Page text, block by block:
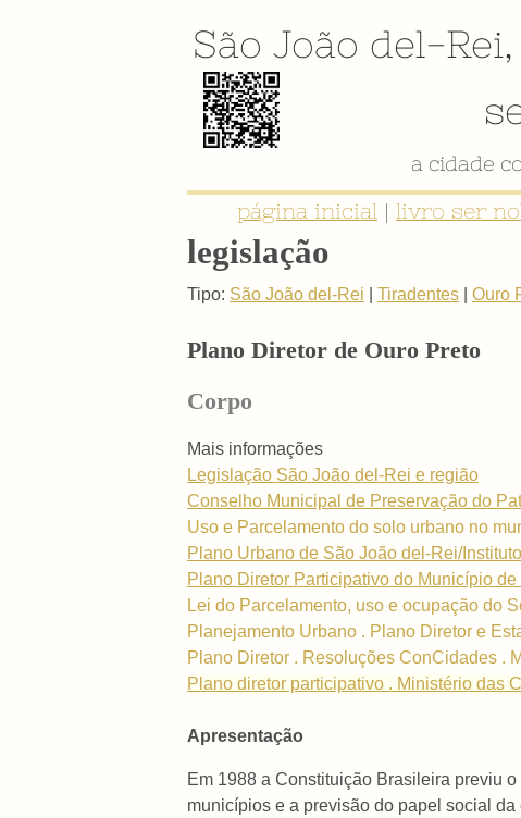
São João del-Rei,
a cidade
página inicial | livro ser
legislação
Tipo: São João del-Rei Tiradentes Ouro
Plano Diretor de Ouro Preto
Corpo
Mais informações
Legislação São João del-Rei e região
Conselho Municipal de Preservação do
Uso e Parcelamento do solo urbano no
Plano Urbano de São João del-Rei/
Plano Diretor Participativo do Município de
Lei do Parcelamento, uso e ocupação do
Planejamento Urbano . Plano Diretor e
Plano Diretor . Resoluções ConCidades .
Plano diretor participativo . Ministério das
Apresentação
Em 1988 a Constituição Brasileira previu
municípios e a previsão do papel social